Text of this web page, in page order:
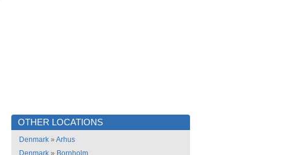
OTHER LOCATIONS
Denmark » Arhus
Denmark » Bornholm